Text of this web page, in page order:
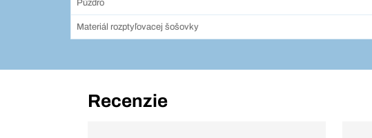
Púzdro
Materiál rozptyľovacej šošovky
Recenzie